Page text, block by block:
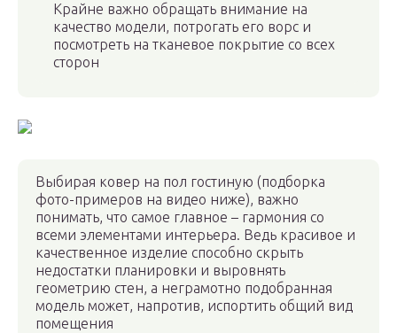
Крайне важно обращать внимание на
качество модели, потрогать его ворс и
посмотреть на тканевое покрытие со всех
сторон
Выбирая ковер на пол гостиную (подборка
фото-примеров на видео ниже), важно
понимать, что самое главное – гармония со
всеми элементами интерьера. Ведь красивое и
качественное изделие способно скрыть
недостатки планировки и выровнять
геометрию стен, а неграмотно подобранная
модель может, напротив, испортить общий вид
помещения